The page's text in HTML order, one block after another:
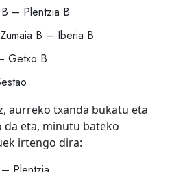
– Plentzia B
B – Iberia B
Getxo B
aurreko txanda bukatu eta
eta, minutu bateko
irtengo dira: